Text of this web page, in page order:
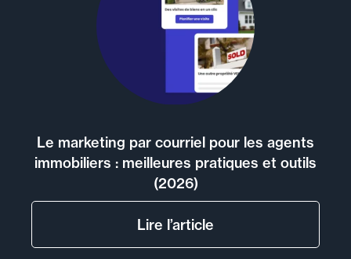
Le marketing par courriel pour les agents
immobiliers : meilleures pratiques et outils
(2026)
Lire l’article